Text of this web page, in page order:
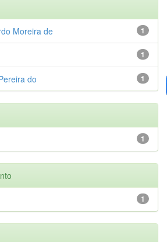
1
Moreira de
1
1
do
1
1